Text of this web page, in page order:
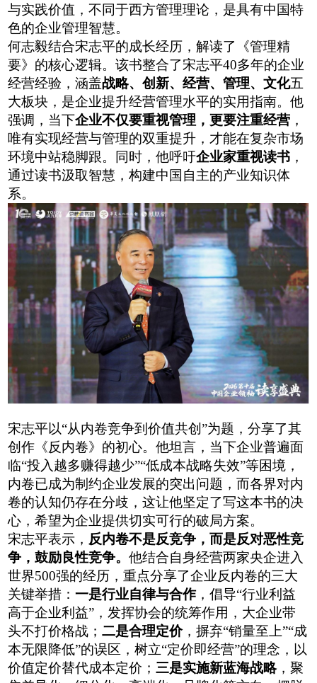
与实践价值，不同于西方管理理论，是具有中国特
色的企业管理智慧。
何志毅结合宋志平的成长经历，解读了《管理精
要》的核心逻辑。该书整合了宋志平40多年的企业
经营经验，涵盖战略、创新、经营、管理、文化五
大板块，是企业提升经营管理水平的实用指南。他
强调，当下企业不仅要重视管理，更要注重经营 ，
唯有实现经营与管理的双重提升，才能在复杂市场
环境中站稳脚跟。同时，他呼吁企业家重视读书 ，
通过读书汲取智慧，构建中国自主的产业知识体
系。
宋志平以“从内卷竞争到价值共创”为题，分享了其
创作《反内卷》的初心。他坦言，当下企业普遍面
临“投入越多赚得越少”“低成本战略失效”等困境，
内卷已成为制约企业发展的突出问题，而各界对内
卷的认知仍存在分歧，这让他坚定了写这本书的决
心，希望为企业提供切实可行的破局方案。
宋志平表示， 反内卷不是反竞争，而是反对恶性竞
争，鼓励良性竞争。他结合自身经营两家央企进入
世界500强的经历，重点分享了企业反内卷的三大
关键举措：一是行业自律与合作，倡导“行业利益
高于企业利益”，发挥协会的统筹作用，大企业带
头不打价格战；二是合理定价，摒弃“销量至上”“成
本无限降低”的误区，树立“定价即经营”的理念，以
价值定价替代成本定价； 三是实施新蓝海战略，聚